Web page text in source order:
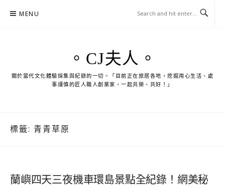
MENU
。CJ夫人。
關於當代文化體驗採集與紀錄的一切。「目前正在旅居各地，挖掘用心生活、處
事謹慎的匠人職人創業家，一起共榮、共好！」
標籤: 青青草原
蘭嶼四天三夜機車環島景點全紀錄！網美秘